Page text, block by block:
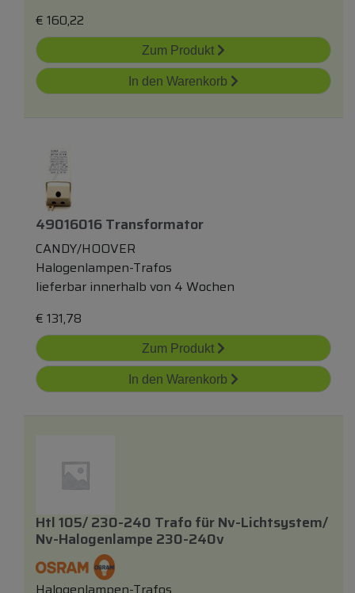
€ 160,22
Zum Produkt
In den Warenkorb
49016016 Transformator
CANDY/HOOVER
Halogenlampen-Trafos
lieferbar innerhalb von 4 Wochen
€ 131,78
Zum Produkt
In den Warenkorb
Htl 105/ 230-240 TrafofürNv-Lichtsystem/
Nv-Halogenlampe 230-240v